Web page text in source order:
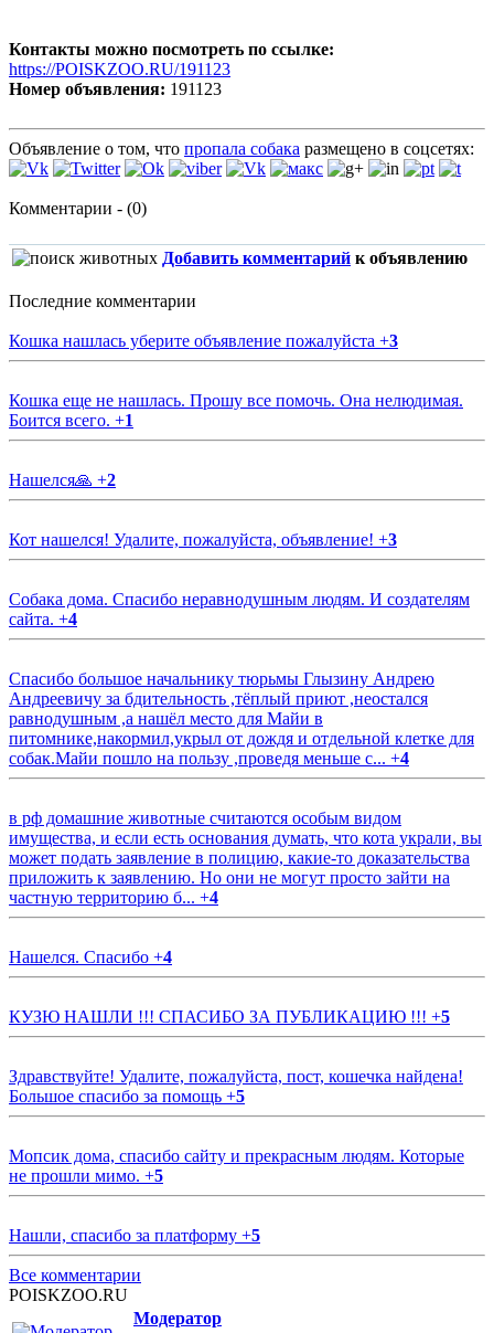
Контакты можно посмотреть по ссылке:
https://POISKZOO.RU/191123
Номер объявления: 191123
Объявление о том, что пропала собака размещено в соцсетях:
Комментарии - (0)
Добавить комментарий к объявлению
Последние комментарии
Кошка нашлась уберите объявление пожалуйста +3
Кошка еще не нашлась. Прошу все помочь. Она нелюдимая.
Боится всего. +1
Нашелся🙏 +2
Кот нашелся! Удалите, пожалуйста, объявление! +3
Собака дома. Спасибо неравнодушным людям. И создателям
сайта. +4
Спасибо большое начальнику тюрьмы Глызину Андрею
Андреевичу за бдительность ,тёплый приют ,неостался
равнодушным ,а нашёл место для Майи в
питомнике,накормил,укрыл от дождя и отдельной клетке для
собак.Майи пошло на пользу ,проведя меньше с... +4
в рф домашние животные считаются особым видом
имущества, и если есть основания думать, что кота украли, вы
может подать заявление в полицию, какие-то доказательства
приложить к заявлению. Но они не могут просто зайти на
частную территорию б... +4
Нашелся. Спасибо +4
КУЗЮ НАШЛИ !!! СПАСИБО ЗА ПУБЛИКАЦИЮ !!! +5
Здравствуйте! Удалите, пожалуйста, пост, кошечка найдена!
Большое спасибо за помощь +5
Мопсик дома, спасибо сайту и прекрасным людям. Которые
не прошли мимо. +5
Нашли, спасибо за платформу +5
Все комментарии
POISKZOO.RU
Модератор